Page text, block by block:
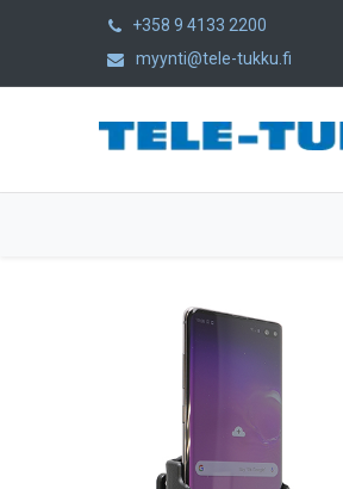
+358 9 4133 2200
myynti@tele-tukku.fi